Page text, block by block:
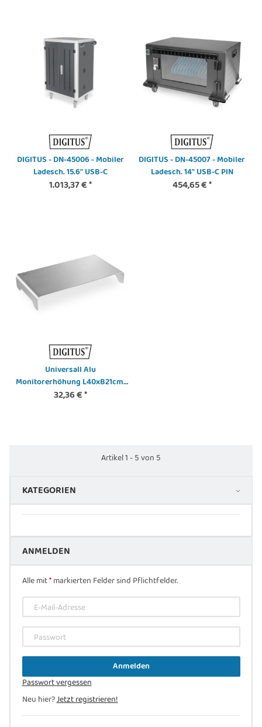
DIGITUS - DN-45006 - Mobiler
Ladesch. 15.6" USB-C
1.013,37 €*
DIGITUS - DN-45007 - Mobiler
Ladesch. 14" USB-C PIN
454,65 €*
Universall Alu
Monitorerhöhung L40xB21cm,
bis 10kg Tragkraft
32,36 €*
Artikel 1 - 5 von 5
KATEGORIEN
ANMELDEN
Alle mit*markierten Felder sind Pflichtfelder.
E-Mail-Adresse
Passwort
Anmelden
Passwort vergessen
Neu hier?Jetzt registrieren!